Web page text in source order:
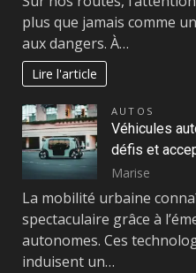
plus que jamais comme
aux dangers. À…
Lire l'article
AUTOS
Véhicules
défis et
Marise
La mobilité urbaine
spectaculaire grâce à
autonomes. Ces
induisent un…